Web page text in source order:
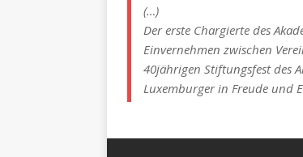
(…)
Der erste Chargierte des
Einvernehmen zwischen
40jährigen Stiftungsfest des
Luxemburger in Freude und